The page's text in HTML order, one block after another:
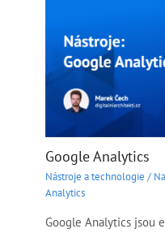
Google Analytics
Nástroje a technologie /
Analytics
Google Analytics jsou